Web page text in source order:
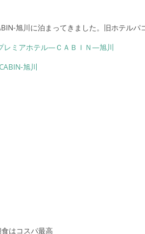
旭川に泊まってきました。旧ホテルパ
レミアホテル―ＣＡＢＩＮ―旭川
旭川
はコスパ最高